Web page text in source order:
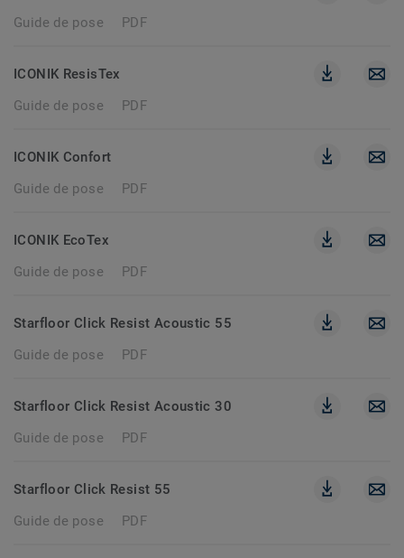
Guide de pose
PDF
ICONIK ResisTex
Guide de pose
PDF
ICONIK Confort
Guide de pose
PDF
ICONIK EcoTex
Guide de pose
PDF
Starfloor Click Resist Acoustic 55
Guide de pose
PDF
Starfloor Click Resist Acoustic 30
Guide de pose
PDF
Starfloor Click Resist 55
Guide de pose
PDF